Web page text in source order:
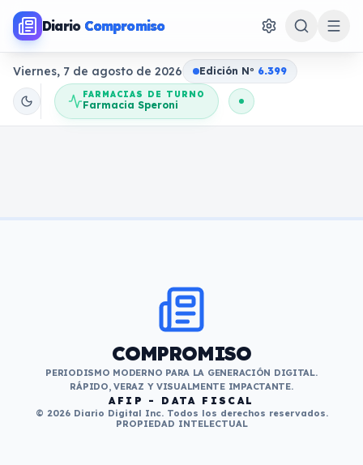
Diario Compromiso
Viernes, 7 de agosto de 2026 Edición No 6.399
FARMACIAS DE TURNO
Farmacia Speroni
COMPROMISO
PERIODISMO MODERNO PARA LA GENERACIÓN DIGITAL.
RÁPIDO, VERAZ Y VISUALMENTE IMPACTANTE.
AFIP - DATA FISCAL
© 2026 Diario Digital Inc. Todos los derechos reservados.
PROPIEDAD INTELECTUAL